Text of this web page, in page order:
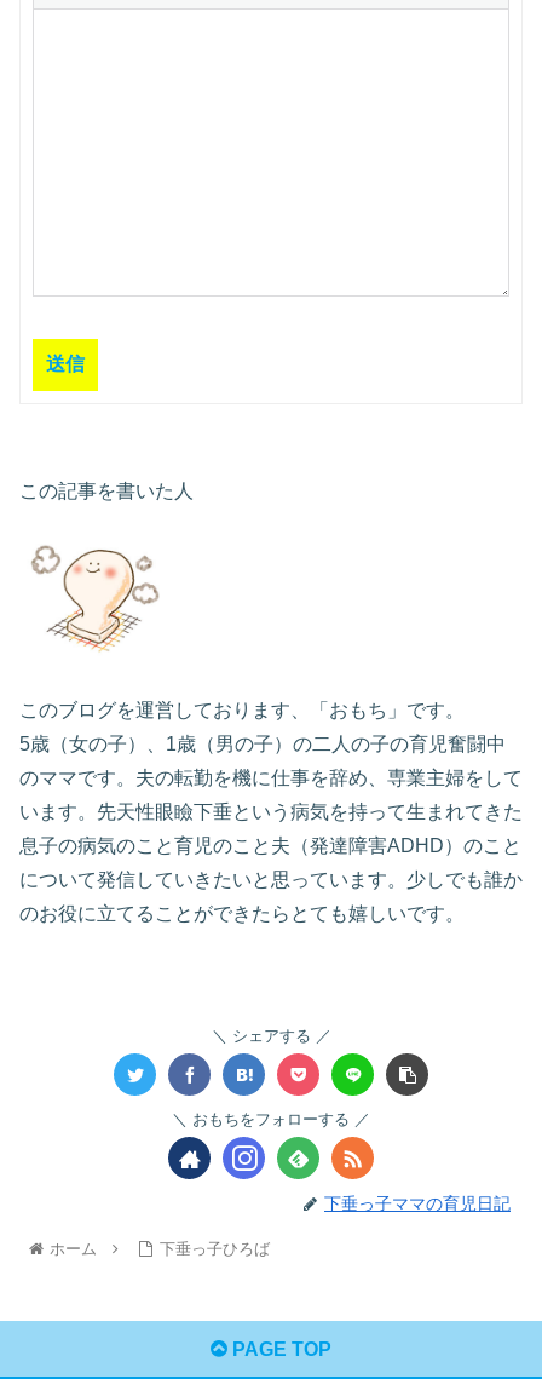
送信
この記事を書いた人
このブログを運営しております、「おもち」です。
5歳（女の子）、1歳（男の子）の二人の子の育児奮闘中
のママです。夫の転勤を機に仕事を辞め、専業主婦をして
います。先天性眼瞼下垂という病気を持って生まれてきた
息子の病気のこと育児のこと夫（発達障害ADHD）のこと
について発信していきたいと思っています。少しでも誰か
のお役に立てることができたらとても嬉しいです。
シェアする
おもちをフォローする
下垂っ子ママの育児日記
ホーム 下垂っ子ひろば
PAGE TOP